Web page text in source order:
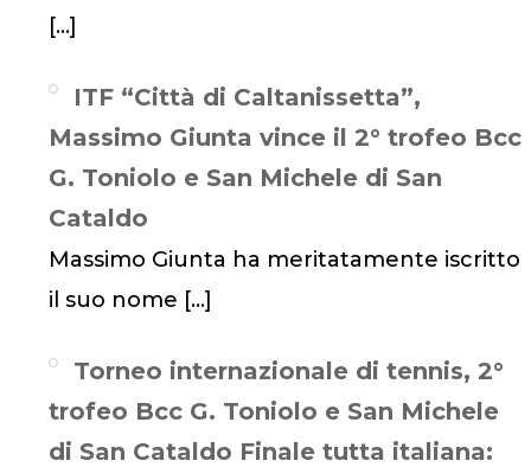
[…]
ITF “Città di Caltanissetta”,
Massimo Giunta vince il 2° trofeo Bcc
G. Toniolo e San Michele di San
Cataldo
Massimo Giunta ha meritatamente iscritto
il suo nome […]
Torneo internazionale di tennis, 2°
trofeo Bcc G. Toniolo e San Michele
di San Cataldo Finale tutta italiana: